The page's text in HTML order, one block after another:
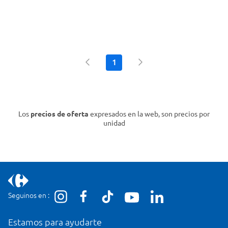
1
Los precios de oferta expresados en la web, son precios por
unidad
Seguinos en :
Estamos para ayudarte